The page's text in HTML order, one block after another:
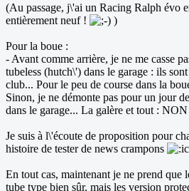
(Au passage, j\'ai un Racing Ralph évo
entièrement neuf !
)
Pour la boue :
- Avant comme arrière, je ne me casse
tubeless (hutch\') dans le garage : ils
club... Pour le peu de course dans la
Sinon, je ne démonte pas pour un jour
dans le garage... La galère et tout : NON
Je suis à l\'écoute de proposition pour
histoire de tester de news crampons
En tout cas, maintenant je ne prend que
tube type bien sûr, mais les version